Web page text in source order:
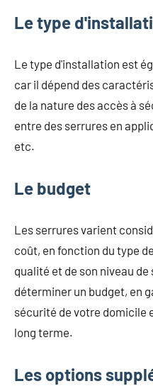
Le type
Le type d'installation est
car il dépend des
de la nature des accès à
entre des serrures en
etc.
Le budget
Les serrures varient
coût, en fonction du type
qualité et de son niveau
déterminer un budget, en
sécurité de votre domicile
long terme.
Les options